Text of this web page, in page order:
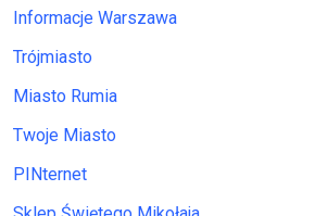
Informacje Warszawa
Trójmiasto
Miasto Rumia
Twoje Miasto
PINternet